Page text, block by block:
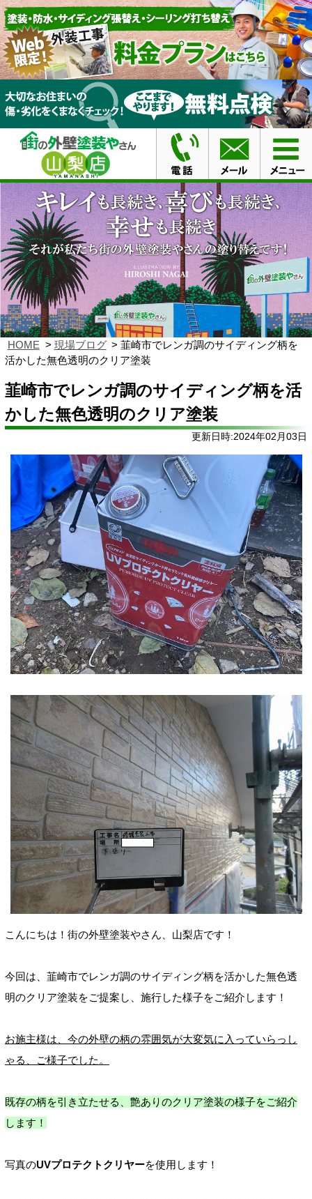
HOME 現場ブログ
韮崎市でレンガ調のサイディング柄を
活かした無色透明のクリア塗装
韮崎市でレンガ調のサイディング柄を活
かした無色透明のクリア塗装
更新日時:2024年02月03日
こんにちは！街の外壁塗装やさん、山梨店です！
今回は、韮崎市でレンガ調のサイディング柄を活かした無色透
明のクリア塗装をご提案し、施行した様子をご紹介します！
お施主様は、今の外壁の柄の雰囲気が大変気に入っていらっし
ゃる、ご様子でした。
既存の柄を引き立たせる、艶ありのクリア塗装の様子をご紹介
します！
写真のUVプロテクトクリヤーを使用します！